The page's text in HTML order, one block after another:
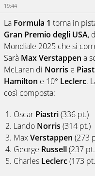
19:44
La Formula 1 torna in
Gran Premio degli USA,
Mondiale 2025 che si
Sarà Max Verstappen a
McLaren di Norris e
Hamilton e 10° Leclerc.
così composta:
Oscar Piastri(336 pt.)
Lando Norris (314 pt.)
MaxVerstappen (273
George Russell(237
Charles Leclerc(173